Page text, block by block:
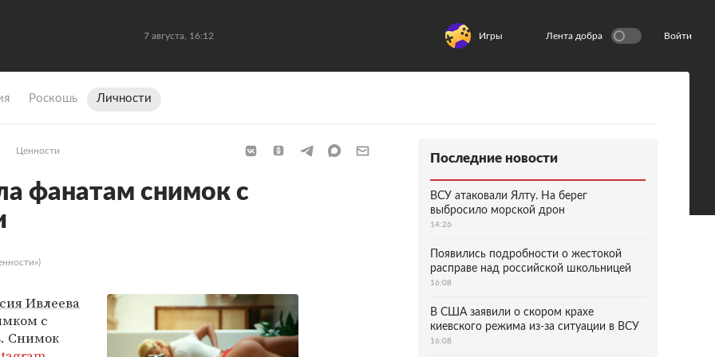
7 августа, 16:12 Игры Лента добра Войти
Роскошь Личности
Ценности
фанатам снимок с
Ивлеева
с
Снимок
Последние новости
ВСУ атаковали Ялту. На берег
выбросило морской дрон
14:26
Появились подробности о жестокой
расправе над российской школьницей
16:08
В США заявили о скором крахе
киевского режима из-за ситуации в ВСУ
16:08